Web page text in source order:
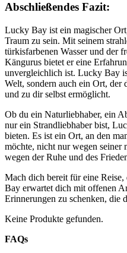
Abschließendes Fazit:
Lucky Bay ist ein magischer
Traum zu sein. Mit seinem
türkisfarbenen Wasser und der
Kängurus bietet er eine
unvergleichlich ist. Lucky Bay
Welt, sondern auch ein Ort,
und zu dir selbst ermöglicht.
Ob du ein Naturliebhaber, ein
nur ein Strandliebhaber bist,
bieten. Es ist ein Ort, an den
möchte, nicht nur wegen seiner
wegen der Ruhe und des
Mach dich bereit für eine
Bay erwartet dich mit offenen
Erinnerungen zu schenken, die
Keine Produkte gefunden.
FAQs